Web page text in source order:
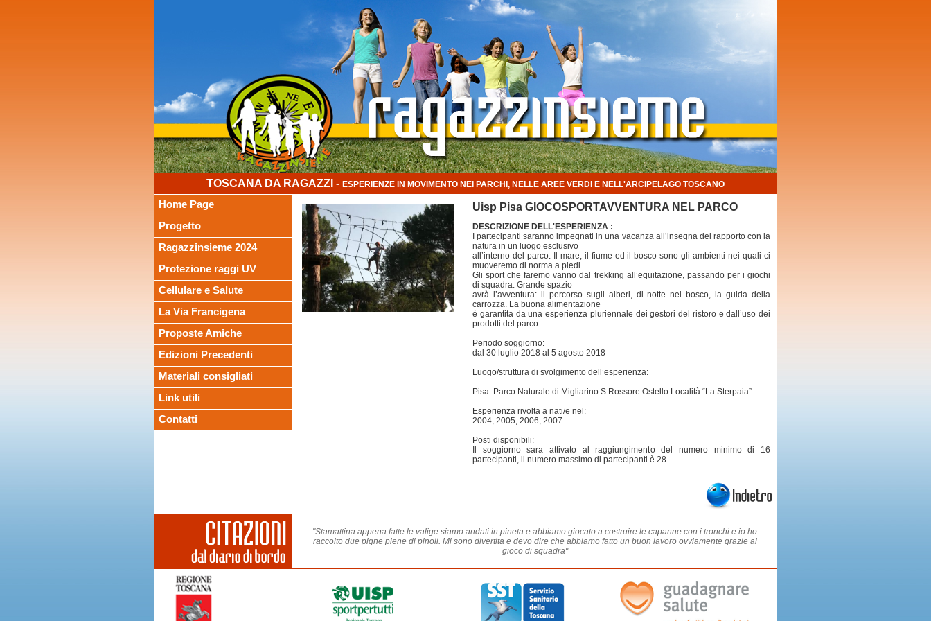
TOSCANA DA RAGAZZI - ESPERIENZE IN MOVIMENTO NEI PARCHI, NELLE AREE VERDI E NELL'ARCIPELAGO TOSCANO
Home Page
Progetto
Ragazzinsieme 2024
Protezione raggi UV
Cellulare e Salute
La Via Francigena
Proposte Amiche
Edizioni Precedenti
Materiali consigliati
Link utili
Contatti
Uisp Pisa GIOCOSPORTAVVENTURA NEL PARCO
DESCRIZIONE DELL'ESPERIENZA :
I partecipanti saranno impegnati in una vacanza all’insegna del rapporto con la
natura in un luogo esclusivo
all’interno del parco. Il mare, il fiume ed il bosco sono gli ambienti nei quali ci
muoveremo di norma a piedi.
Gli sport che faremo vanno dal trekking all’equitazione, passando per i giochi
di squadra. Grande spazio
avrà l’avventura: il percorso sugli alberi, di notte nel bosco, la guida della
carrozza. La buona alimentazione
è garantita da una esperienza pluriennale dei gestori del ristoro e dall’uso dei
prodotti del parco.
Periodo soggiorno:
dal 30 luglio 2018 al 5 agosto 2018
Luogo/struttura di svolgimento dell’esperienza:
Pisa: Parco Naturale di Migliarino S.Rossore Ostello Località “La Sterpaia”
Esperienza rivolta a nati/e nel:
2004, 2005, 2006, 2007
Posti disponibili:
Il soggiorno sara attivato al raggiungimento del numero minimo di 16
partecipanti, il numero massimo di partecipanti è 28
"Stamattina appena fatte le valige siamo andati in pineta e abbiamo giocato a costruire le capanne con i tronchi e io ho
raccolto due pigne piene di pinoli. Mi sono divertita e devo dire che abbiamo fatto un buon lavoro ovviamente grazie al
gioco di squadra"